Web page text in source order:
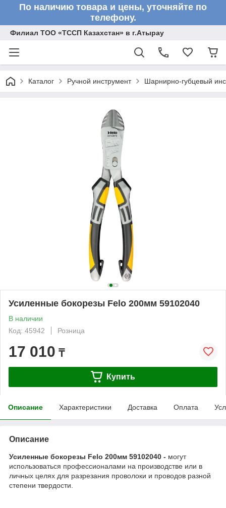
По наличию товара и цены, уточняйте по
телефону.
Филиал ТОО «ТССП Казахстан» в г.Атырау
Каталог Ручной инструмент Шарнирно-губцевый
Усиленные бокорезы Felo 200мм 59102040
В наличии
Код: 45942
Розница
17 010 ₸
Купить
Описание Характеристики Доставка Оплата
Описание
Усиленные бокорезы Felo 200мм 59102040 - могут
использоваться профессионалами на производстве или в
личных целях для разрезания проволоки и проводов разной
степени твердости.